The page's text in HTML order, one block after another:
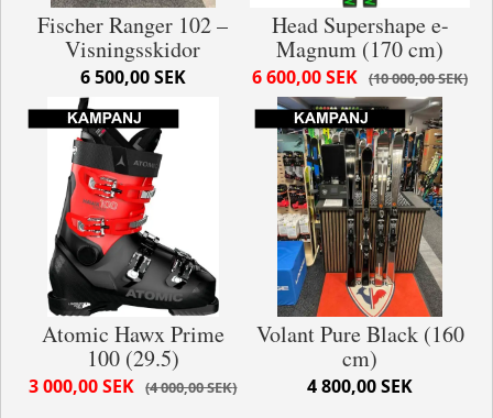
Fischer Ranger 102 –
Visningsskidor
6 500,00 SEK
Head Supershape e-
Magnum (170 cm)
10 000,00 SEK
6 600,00 SEK
Atomic Hawx Prime
100 (29.5)
4 000,00 SEK
3 000,00 SEK
Volant Pure Black (160
cm)
4 800,00 SEK